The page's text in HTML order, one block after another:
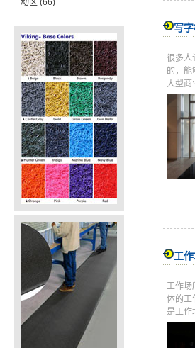
动区 (66)
写
很多人
的，
大型商
工
工作场
体的工
是工作